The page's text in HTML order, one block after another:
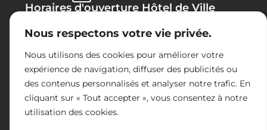
Nous respectons votre vie privée.
Nous utilisons des cookies pour améliorer votre
expérience de navigation, diffuser des publicités ou
des contenus personnalisés et analyser notre trafic. En
cliquant sur « Tout accepter », vous consentez à notre
utilisation des cookies.
Horaires d'ouverture Hôtel de Ville
Lundi, Mercredi, Jeudi, Vendredi :
08h30 -> 12h00
13h30 -> 17h30
Mardi :
8h30 -> 12h00
14h30 -> 17h30
Samedi :
09h00 -> 12h00